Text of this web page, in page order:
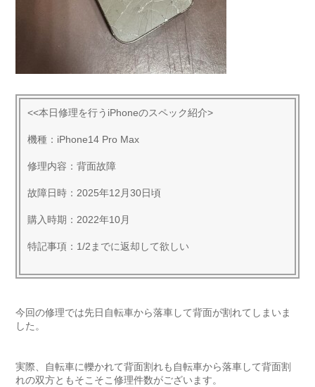
<<本日修理を行うiPhoneのスペック紹介>
機種：iPhone14 Pro Max
修理内容：背面故障
故障日時：2025年12月30日頃
購入時期：2022年10月
特記事項：1/2までに返却して欲しい
今回の修理では先日自転車から落車して背面が割れてしまいま
した。
実際、自転車に轢かれて背面割れも自転車から落車して背面割
れの双方ともそこそこ修理件数がございます。